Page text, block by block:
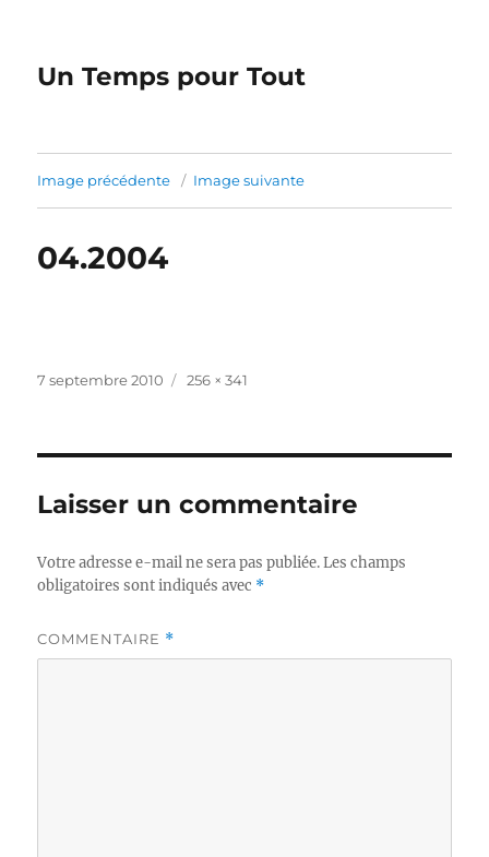
Un Temps pour Tout
Image précédente Image suivante
04.2004
Publié
7 septembre 2010
Taille
256 × 341
Laisser un commentaire
Votre adresse e-mail ne sera pas publiée. Les champs
obligatoires sont indiqués avec *
COMMENTAIRE *